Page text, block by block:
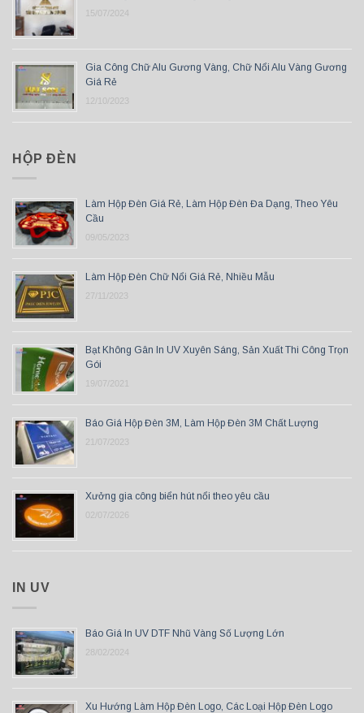
15/07/2024
Gia Công Chữ Alu Gương Vàng, Chữ Nổi Alu Vàng Gương
Giá Rẻ
12/10/2023
HỘP ĐÈN
Làm Hộp Đèn Giá Rẻ, Làm Hộp Đèn Đa Dạng, Theo Yêu
Cầu
09/05/2023
Làm Hộp Đèn Chữ Nổi Giá Rẻ, Nhiều Mẫu
27/11/2023
Bạt Không Gân In UV Xuyên Sáng, Sản Xuất Thi Công Trọn
Gói
19/07/2021
Báo Giá Hộp Đèn 3M, Làm Hộp Đèn 3M Chất Lượng
21/07/2023
Xưởng gia công biển hút nổi theo yêu cầu
02/07/2026
IN UV
Báo Giá In UV DTF Nhũ Vàng Số Lượng Lớn
28/02/2024
Xu Hướng Làm Hộp Đèn Logo, Các Loại Hộp Đèn Logo